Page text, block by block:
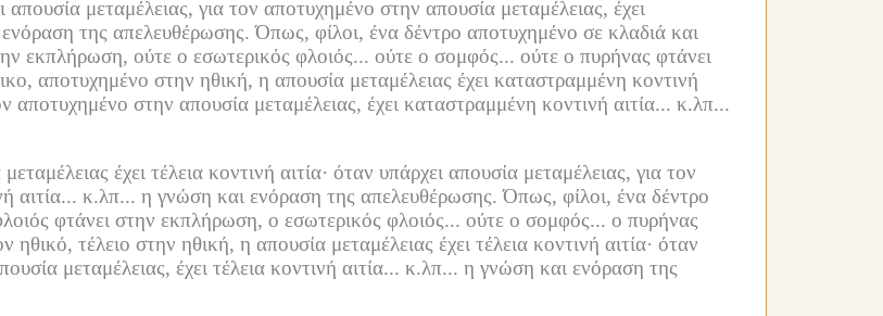
απουσία μεταμέλειας, για τον αποτυχημένο στην απουσία μεταμέλειας, έχει
της απελευθέρωσης. Όπως, φίλοι, ένα δέντρο αποτυχημένο σε κλαδιά και
εκπλήρωση, ούτε ο εσωτερικός φλοιός... ούτε ο σομφός... ούτε ο πυρήνας φτάνει
αποτυχημένο στην ηθική, η απουσία μεταμέλειας έχει καταστραμμένη κοντινή
αποτυχημένο στην απουσία μεταμέλειας, έχει καταστραμμένη κοντινή αιτία... κ.λπ...
έχει τέλεια κοντινή αιτία· όταν υπάρχει απουσία μεταμέλειας, για τον
αιτία... κ.λπ... η γνώση και ενόραση της απελευθέρωσης. Όπως, φίλοι, ένα δέντρο
φτάνει στην εκπλήρωση, ο εσωτερικός φλοιός... ούτε ο σομφός... ο πυρήνας
ηθικό, τέλειο στην ηθική, η απουσία μεταμέλειας έχει τέλεια κοντινή αιτία· όταν
μεταμέλειας, έχει τέλεια κοντινή αιτία... κ.λπ... η γνώση και ενόραση της